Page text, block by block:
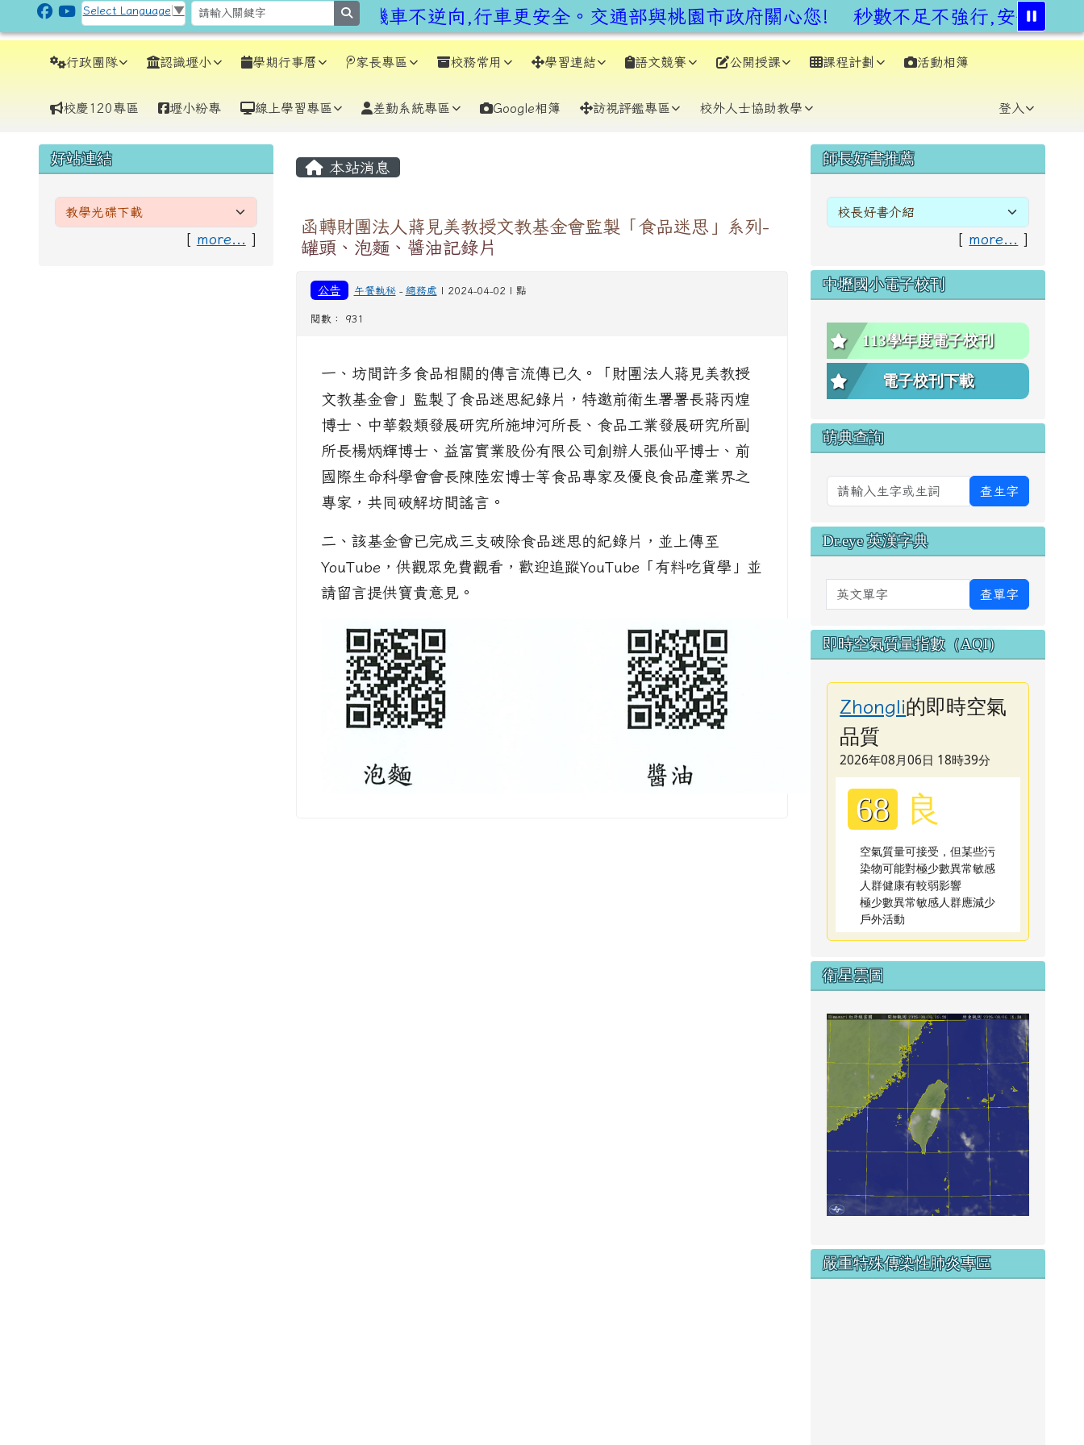
跳至主內容區
CLPS Site
Select Language ▼ search
機車不逆向,行車更安全。交通部與桃園市政府關心您! 秒數不足不強行,安全通行
導覽列行政團隊 認識壢小 學期行事曆 家長專區 校務常用 學習連結 語文競賽 公開授課 課程計劃 活動相簿
校慶120專區 壢小粉專 線上學習專區 差勤系統專區 Google相簿 訪視評鑑專區 校外人士協助教學 登入
左邊區域內容
好站連結
[ more... ]
主內容區域
本站消息
函轉財團法人蔣見美教授文教基金會監製「食品迷思」系列-
罐頭、泡麵、醬油記錄片
公告 午餐執秘- 總務處 | 2024-04-02 | 點
閱數： 931
一、坊間許多食品相關的傳言流傳已久。「財團法人蔣見美教授
文教基金會」監製了食品迷思紀錄片，特邀前衛生署署長蔣丙煌
博士、中華穀類發展研究所施坤河所長、食品工業發展研究所副
所長楊炳輝博士、益富實業股份有限公司創辦人張仙平博士、前
國際生命科學會會長陳陸宏博士等食品專家及優良食品產業界之
專家，共同破解坊間謠言。
二、該基金會已完成三支破除食品迷思的紀錄片，並上傳至
YouTube，供觀眾免費觀看，歡迎追蹤YouTube「有料吃貨學」並
請留言提供寶貴意見。
右邊區域內容
師長好書推薦
[ more... ]
中壢國小電子校刊
113學年度電子校刊
電子校刊下載
萌典查詢
查生字
Dr.eye 英漢字典
英文單字 查單字
即時空氣質量指數（AQI）
Zhongli的即時空氣
品質
2026年08月06日 18時39分
68 良
空氣質量可接受，但某些污
染物可能對極少數異常敏感
人群健康有較弱影響
極少數異常敏感人群應減少
戶外活動
衛星雲圖
link to
嚴重特殊傳染性肺炎專區
頁尾區域